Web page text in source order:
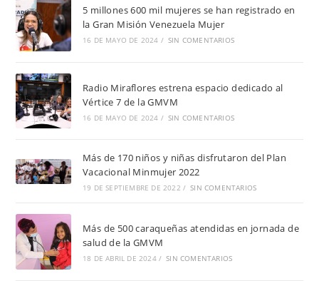
5 millones 600 mil mujeres se han registrado en
la Gran Misión Venezuela Mujer
16 DE MAYO DE 2024 / SIN COMENTARIOS
Radio Miraflores estrena espacio dedicado al
Vértice 7 de la GMVM
16 DE MAYO DE 2024 / SIN COMENTARIOS
Más de 170 niños y niñas disfrutaron del Plan
Vacacional Minmujer 2022
19 DE SEPTIEMBRE DE 2022 / SIN COMENTARIOS
Más de 500 caraqueñas atendidas en jornada de
salud de la GMVM
18 DE ABRIL DE 2024 / SIN COMENTARIOS